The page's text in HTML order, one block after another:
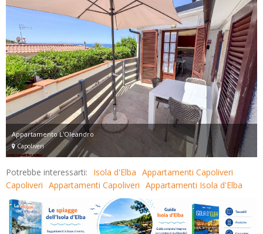
Appartamento L'Oleandro
Capoliveri
Potrebbe interessarti: Isola d'Elba Appartamenti Capoliveri
Capoliveri Appartamenti Capoliveri Appartamenti Isola d'Elba